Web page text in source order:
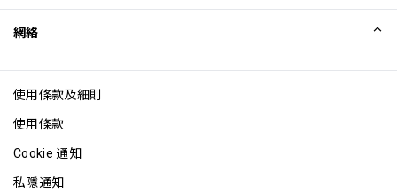
Excellence Awards
網誌
網絡
使用條款及細則
使用條款
Cookie 通知
私隱通知